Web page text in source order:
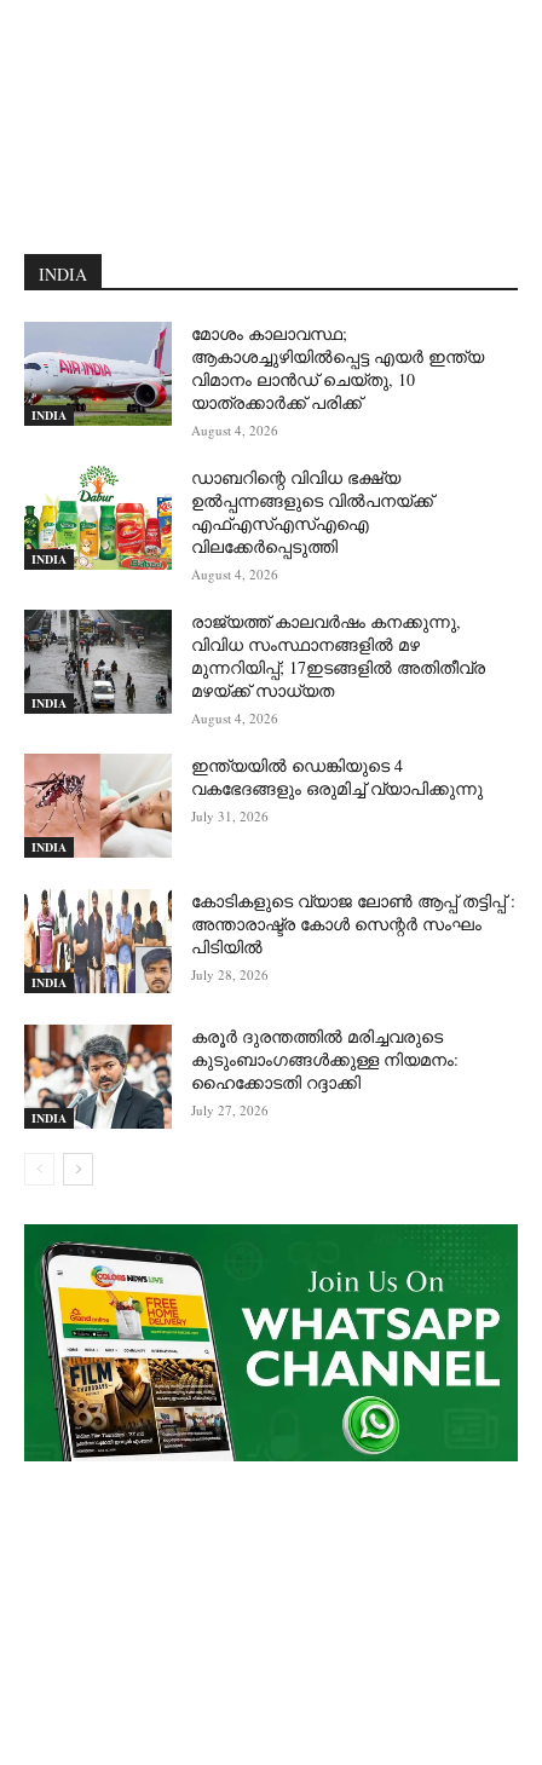
INDIA
INDIA
മോശം കാലാവസ്ഥ;
ആകാശച്ചുഴിയില്‍പ്പെട്ട എയര്‍ ഇന്ത്യ
വിമാനം ലാന്‍ഡ് ചെയ്തു, 10
യാത്രക്കാര്‍ക്ക് പരിക്ക്
August 4, 2026
INDIA
ഡാബറിന്റെ വിവിധ ഭക്ഷ്യ
ഉൽപ്പന്നങ്ങളുടെ വിൽപനയ്ക്ക്
എഫ്എസ്എസ്എഐ
വിലക്കേർപ്പെടുത്തി
August 4, 2026
INDIA
രാജ്യത്ത് കാലവർഷം കനക്കുന്നു,
വിവിധ സംസ്ഥാനങ്ങളിൽ മഴ
മുന്നറിയിപ്പ്; 17ഇടങ്ങളിൽ അതിതീവ്ര
മഴയ്ക്ക് സാധ്യത
August 4, 2026
INDIA
ഇന്ത്യയിൽ ഡെങ്കിയുടെ 4
വകഭേദങ്ങളും ഒരുമിച്ച് വ്യാപിക്കുന്നു
July 31, 2026
INDIA
കോടികളുടെ വ്യാജ ലോൺ ആപ്പ് തട്ടിപ്പ് :
അന്താരാഷ്ട്ര കോൾ സെന്റർ സംഘം
പിടിയില്‍
July 28, 2026
INDIA
കരൂർ ദുരന്തത്തിൽ മരിച്ചവരുടെ
കുടുംബാംഗങ്ങൾക്കുള്ള നിയമനം:
ഹൈക്കോടതി റദ്ദാക്കി
July 27, 2026